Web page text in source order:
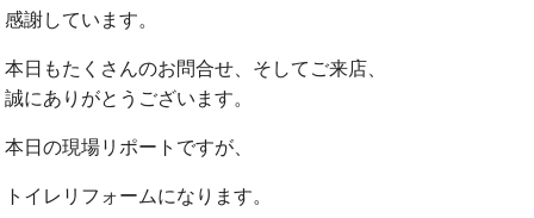
感謝しています。
本日もたくさんのお問合せ、そしてご来店、
誠にありがとうございます。
本日の現場リポートですが、
トイレリフォームになります。